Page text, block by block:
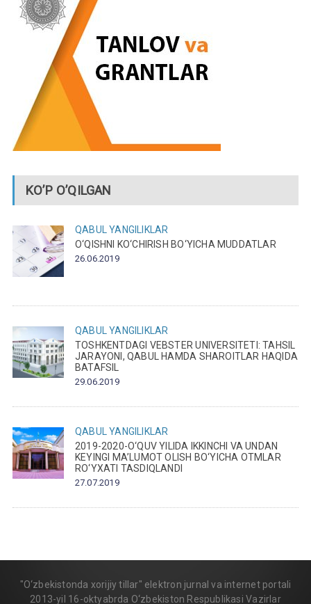
KO’P O’QILGAN
QABUL
YANGILIKLAR
O‘QISHNI KO‘CHIRISH BO‘YICHA MUDDATLAR
26.06.2019
QABUL
YANGILIKLAR
TOSHKENTDAGI VEBSTER UNIVERSITETI: TAHSIL
JARAYONI, QABUL HAMDA SHAROITLAR HAQIDA
BATAFSIL
29.06.2019
QABUL
YANGILIKLAR
2019-2020-O‘QUV YILIDA IKKINCHI VA UNDAN
KEYINGI MA’LUMOT OLISH BO‘YICHA OTMLAR
RO‘YXATI TASDIQLANDI
27.07.2019
"O‘zbekistonda xorijiy tillar" elektron jurnal va internet portali
2013-yil 16-oktyabrda O‘zbekiston Respublikasi Vazirlar